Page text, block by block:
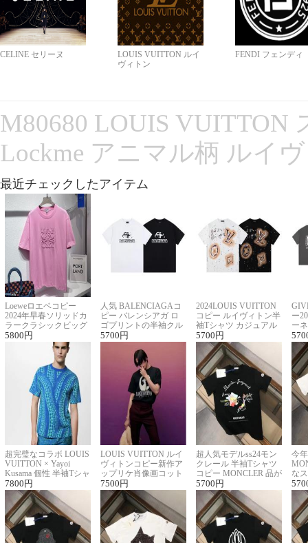
CELINE セリーヌ
LOUIS VUITTON ルイ
ヴィトン
FENDI フェンディ
M80680 LOUIS VUITTON
Lockme アニマル柄 ルイ
最近チェックしたアイテム
Loeweロエベコピー
2024年早春ソリッドカ
ラークラシックビッグ
ロゴ刺繍Tシャツ
5800 円
人気 BALENCIAGAコ
ピー バレンシアガ ロ
ゴプリントの半袖クル
ーネックTシャツ
5700 円
2024LOUIS VUITTON
コピー ルイヴィトン半
袖Tシャツ カジュアル
に馴染む 2色展開
5700 円
ー
ー
ー
超完璧なコラボ LOUIS
VUITTON × Yayoi
Kusama 個性 半袖Tシャ
ツコピー男女兼用
7800 円
LOUIS VUITTON ルイ
ヴィトンコピー新作ア
ップリケ肖像画コット
ンニット半袖Tシャツ
7500 円
超人気モデルss24モン
クレール 半袖Tシャツ
コピー MONCLER 品が
良く見た目
5700 円
今
な
ル